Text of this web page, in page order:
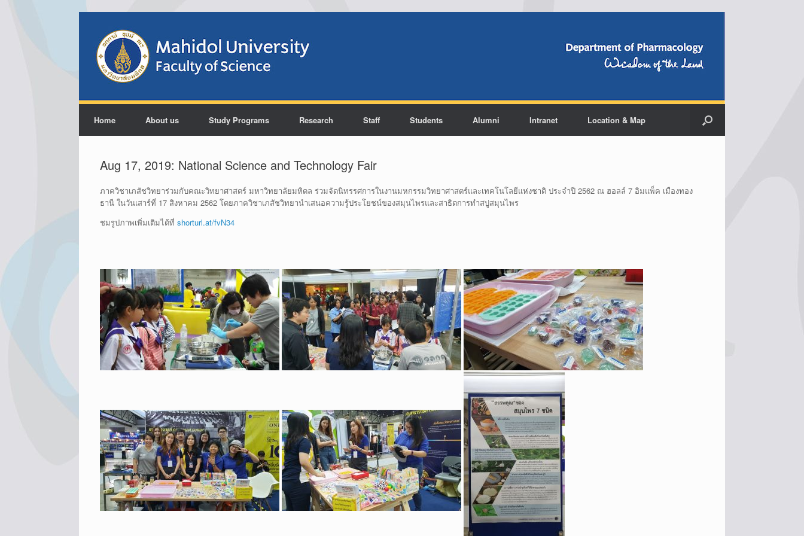
Home About us Study Programs Research Staff Students Alumni Intranet Location & Map
Aug 17, 2019: National Science and Technology Fair
ภาควิชาเภสัชวิทยาร่วมกับคณะวิทยาศาสตร์ มหาวิทยาลัยมหิดล ร่วมจัดนิทรรศการในงานมหกรรมวิทยาศาสตร์และเทคโนโลยีแห่งชาติ ประจำปี 2562 ณ ฮอลล์ 7 อิมแพ็ค เมืองทอง
ธานี ในวันเสาร์ที่ 17 สิงหาคม 2562 โดยภาควิชาเภสัชวิทยานำเสนอความรู้ประโยชน์ของสมุนไพรและสาธิตการทำสบู่สมุนไพร
ชมรูปภาพเพิ่มเติมได้ที่ shorturl.at/fvN34